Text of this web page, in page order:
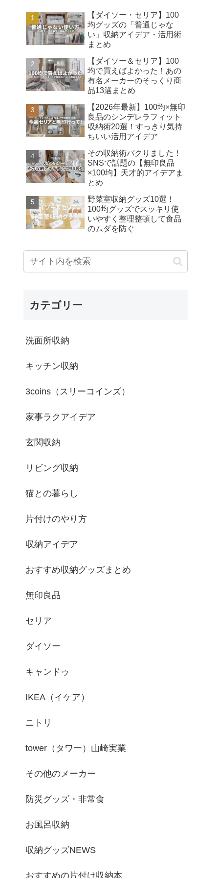
【ダイソー・セリア】100
均グッズの「普通じゃな
い」収納アイデア・活用術
まとめ
【ダイソー＆セリア】100
均で買えばよかった！あの
有名メーカーのそっくり商
品13選まとめ
【2026年最新】100均×無印
良品のシンデレラフィット
収納術20選！すっきり気持
ちいい活用アイデア
その収納術パクりました！
SNSで話題の【無印良品
×100均】天才的アイデアま
とめ
野菜室収納グッズ10選！
100均グッズでスッキリ使
いやすく整理整頓して食品
のムダを防ぐ
カテゴリー
洗面所収納
キッチン収納
3coins（スリーコインズ）
家事ラクアイデア
玄関収納
リビング収納
猫との暮らし
片付けのやり方
収納アイデア
おすすめ収納グッズまとめ
無印良品
セリア
ダイソー
キャンドゥ
IKEA（イケア）
ニトリ
tower（タワー）山崎実業
その他のメーカー
防災グッズ・非常食
お風呂収納
収納グッズNEWS
おすすめの片付け収納本